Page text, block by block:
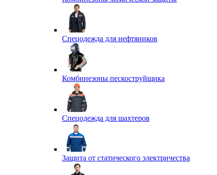
Спецодежда для нефтяников
Комбинезоны пескоструйщика
Спецодежда для шахтеров
Защита от статического электричества